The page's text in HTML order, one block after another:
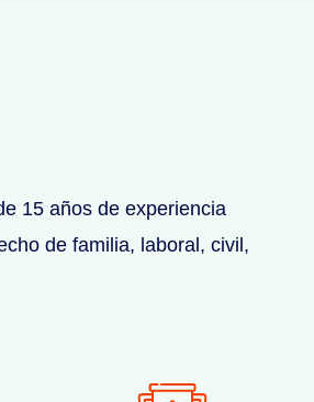
15 años de experiencia
de familia, laboral, civil,